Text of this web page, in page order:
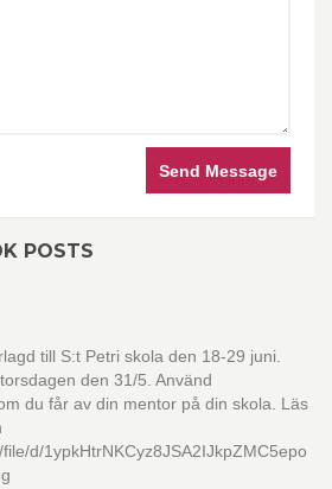
Send Message
POSTS
till S:t Petri skola den 18-29 juni.
den 31/5. Använd
du får av din mentor på din skola. Läs
d/1ypkHtrNKCyz8JSA2IJkpZMC5epo